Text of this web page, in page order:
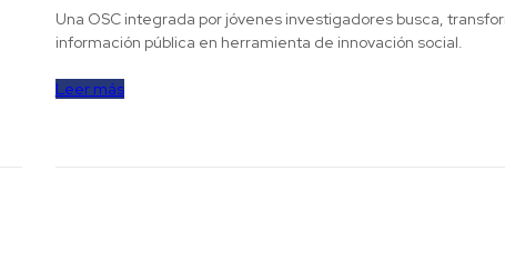
Una OSC integrada por jóvenes investigadores busca,
información pública en herramienta de innovación social.
Leer más